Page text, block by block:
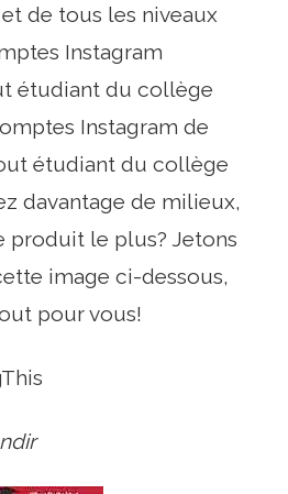
de tous les niveaux
Instagram
étudiant du collège
Instagram de
étudiant du collège
davantage de milieux,
produit le plus? Jetons
image ci-dessous,
pour vous!